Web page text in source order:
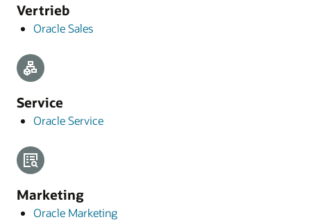
Vertrieb
Oracle Sales
Service
Oracle Service
Marketing
Oracle Marketing